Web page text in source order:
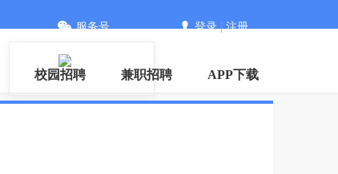
服务号 登录|注册
校园招聘 兼职招聘 APP下载